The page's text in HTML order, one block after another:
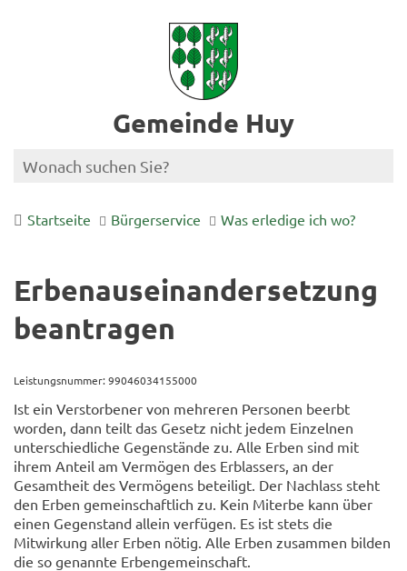
Gemeinde Huy
Startseite Bürgerservice Was erledige ich wo?
Erbenauseinandersetzung
beantragen
Leistungsnummer: 99046034155000
Ist ein Verstorbener von mehreren Personen beerbt
worden, dann teilt das Gesetz nicht jedem Einzelnen
unterschiedliche Gegenstände zu. Alle Erben sind mit
ihrem Anteil am Vermögen des Erblassers, an der
Gesamtheit des Vermögens beteiligt. Der Nachlass steht
den Erben gemeinschaftlich zu. Kein Miterbe kann über
einen Gegenstand allein verfügen. Es ist stets die
Mitwirkung aller Erben nötig. Alle Erben zusammen bilden
die so genannte Erbengemeinschaft.